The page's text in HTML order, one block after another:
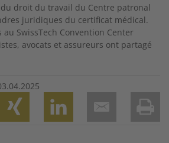
droit du travail du Centre patronal
juridiques du certificat médical.
au SwissTech Convention Center
avocats et assureurs ont partagé